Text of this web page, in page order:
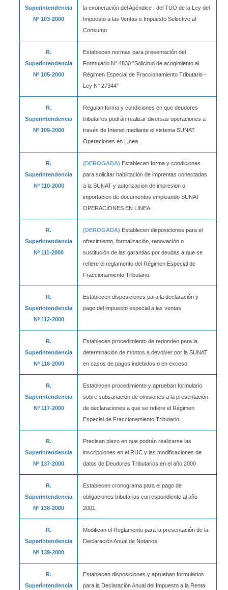
Superintendencia
Nº 103-2000
la exoneración del Apéndice I del TUO de la Ley del
Impuesto a las Ventas e Impuesto Selectivo al
Consumo
R.
Superintendencia
Nº 105-2000
Establecen normas para presentación del
Formulario N° 4830 "Solicitud de acogimiento al
Régimen Especial de Fraccionamiento Tributario -
Ley N° 27344"
R.
Superintendencia
Nº 109-2000
Regulan forma y condiciones en que deudores
tributarios podrán realizar diversas operaciones a
través de Intenet mediante el sistema SUNAT
Operaciones en Línea.
R.
Superintendencia
Nº 110-2000
(DEROGADA) Establecen forma y condiciones
para solicitar habilitación de imprentas conectadas
a la SUNAT y autorizacion de impresion o
importacion de documentos empleando SUNAT
OPERACIONES EN LINEA.
R.
Superintendencia
Nº 111-2000
(DEROGADA) Establecen disposiciones para el
ofrecimiento, formalización, renovación o
sustitución de las garantias por deudas a que se
refiere el reglamento del Régimen Especial de
Fraccionamiento Tributario.
R.
Superintendencia
Nº 112-2000
Establecen disposiciones para la declaración y
pago del impuesto especial a las ventas
R.
Superintendencia
Nº 116-2000
Establecen procedimiento de redondeo para la
determinación de montos a devolver por la SUNAT
en casos de pagos indebidos o en exceso
R.
Superintendencia
Nº 117-2000
Establecen procedimiento y aprueban formulario
sobre subsanación de omisiones a la presentación
de declaraciones a que se refiere el Régimen
Especial de Fraccionamiento Tributario.
R.
Superintendencia
Nº 137-2000
Precisan plazo en que podrán realizarse las
inscripciones en el RUC y las modificaciones de
datos de Deudores Tributarios en el año 2000
R.
Superintendencia
Nº 138-2000
Establecen cronograma para el pago de
obligaciones tributarias correspondiente al año
2001.
R.
Superintendencia
Nº 139-2000
Modifican el Reglamento para la presentación de la
Declaración Anual de Notarios
R.
Superintendencia
Establecen disposiciones y aprueban formularios
para la Declaración Anual del Impuesto a la Renta